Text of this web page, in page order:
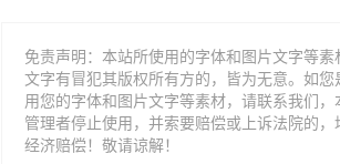
免责声明：本站所使用的字体和图片文字等
文字有冒犯其版权所有方的，皆为无意。如
用您的字体和图片文字等素材，请联系我们
管理者停止使用，并索要赔偿或上诉法院的
经济赔偿！敬请谅解！